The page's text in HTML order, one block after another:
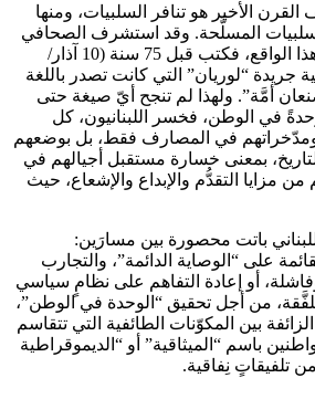
الأخير هو تنافر السلبيات، ومنها
المسلَّحة. وقد استشرف الصحافي
والسياسي جورج نقاش هذا الواقع، فكتب قبل 75 سنة (10 آذار/
جريدة “لوريان” التي كانت تصدر باللغة
أمَّة”. ولهذا لم تنجح أيّ صيغة حتى
في الوطن، فخسر اللبنانيون، كل
ومدّخراتهم في المصارف فقط، بل بوضعهم
بمعنى خسارة مستقبل أجيالهم في
من مزايا التقدُّم والإبداع والإشعاع، حيث
باتت محصورة بين مسارَين:
على “الوصاية الدائمة”، والتجارب
وفاشلة، أو إعادة التفاهم على نظامٍ سياسي
من أجل تحقيق “الوحدة في الوطن”،
بين المكوّنات الطائفية التي تتقاسم
باسم “الميثاقية” أو “الديموقراطية
تلفيقاتٍ نِفاقية.